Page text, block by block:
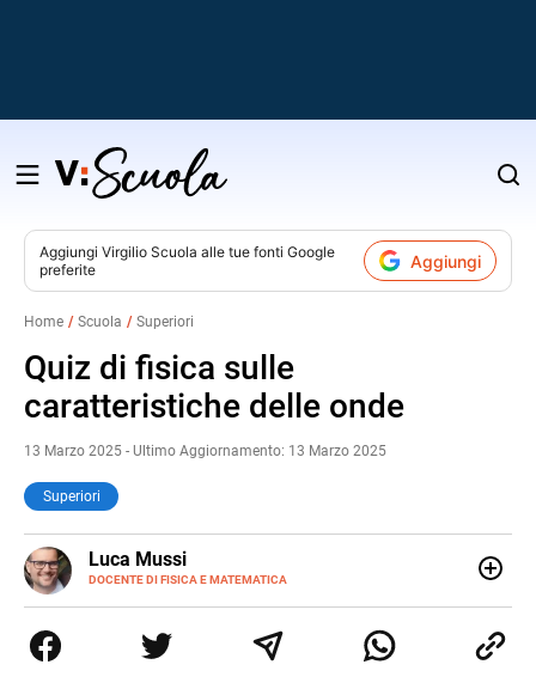
Salta
contenuto
Aggiungi Virgilio Scuola alle tue fonti Google
preferite
Aggiungi
Home Scuola Superiori
Quiz di fisica sulle
caratteristiche delle onde
13 Marzo 2025 - Ultimo Aggiornamento: 13 Marzo 2025
Superiori
Luca Mussi
DOCENTE DI FISICA E MATEMATICA
LINKEDIN
ALTRI
SITI
supporto allo studio con sedi a Milano e in Brianza.
Appassionato di cucina, viaggi, e sport come rugby,